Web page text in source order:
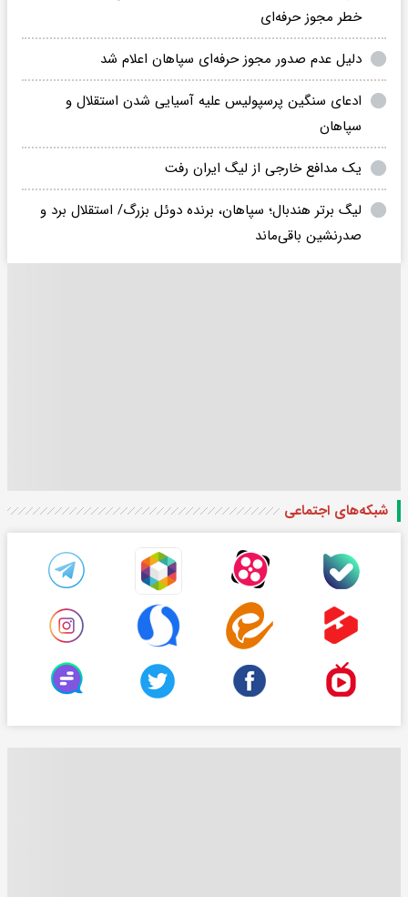
خطر مجوز حرفه‌ای
دلیل عدم صدور مجوز حرفه‌ای سپاهان اعلام شد
ادعای سنگین پرسپولیس علیه آسیایی شدن استقلال و
سپاهان
یک مدافع خارجی از لیگ ایران رفت
لیگ برتر هندبال؛ سپاهان، برنده دوئل بزرگ/ استقلال برد و
صدرنشین باقی‌ماند
شبکه‌های اجتماعی